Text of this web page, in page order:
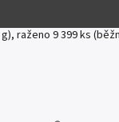
raženo 9 399 ks